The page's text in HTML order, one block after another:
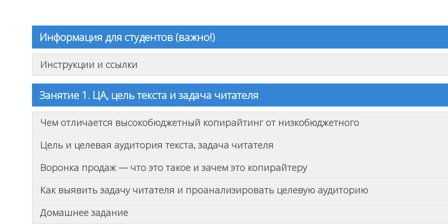
Информация для студентов (важно!)
Инструкции и ссылки
Занятие 1. ЦА, цель текста и задача читателя
Чем отличается высокобюджетный копирайтинг от низкобюджетного
Цель и целевая аудитория текста, задача читателя
Воронка продаж — что это такое и зачем это копирайтеру
Как выявить задачу читателя и проанализировать целевую аудиторию
Домашнее задание